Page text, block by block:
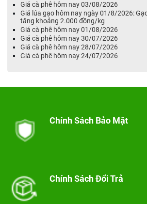
Giá cà phê hôm nay 03/08/2026
Giá lúa gạo hôm nay ngày 01/8/2026:
tăng khoảng 2.000 đồng/kg
Giá cà phê hôm nay 01/08/2026
Giá cà phê hôm nay 30/07/2026
Giá cà phê hôm nay 28/07/2026
Giá cà phê hôm nay 24/07/2026
Chính Sách Bảo Mật
Chính Sách Đổi Trả